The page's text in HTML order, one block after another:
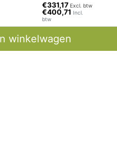
€331,17 Excl. btw
€400,71 Incl.
btw
winkelwagen